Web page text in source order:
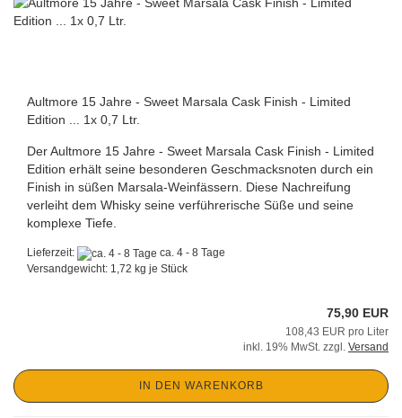
Aultmore 15 Jahre - Sweet Marsala Cask Finish - Limited
Edition ... 1x 0,7 Ltr.
Der Aultmore 15 Jahre - Sweet Marsala Cask Finish - Limited
Edition erhält seine besonderen Geschmacksnoten durch ein
Finish in süßen Marsala-Weinfässern. Diese Nachreifung
verleiht dem Whisky seine verführerische Süße und seine
komplexe Tiefe.
Lieferzeit:
ca. 4 - 8 Tage
Versandgewicht: 1,72 kg je Stück
75,90 EUR
108,43 EUR pro Liter
inkl. 19% MwSt. zzgl. Versand
IN DEN WARENKORB